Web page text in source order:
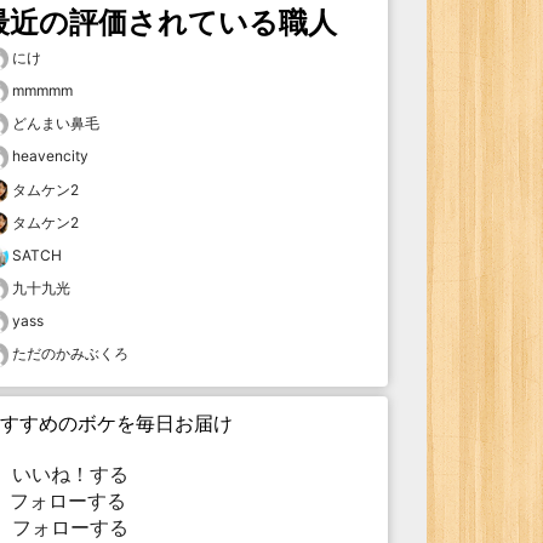
近の評価されている職人
にけ
mmmmm
どんまい鼻毛
heavencity
タムケン2
タムケン2
SATCH
九十九光
yass
ただのかみぶくろ
すめのボケを毎日お届け
いいね！する
ォローする
フォローする